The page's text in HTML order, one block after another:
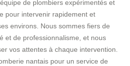
de plombiers expérimentés et
pour intervenir rapidement et
environs. Nous sommes fiers de
et de professionnalisme, et nous
vos attentes à chaque intervention.
nantais pour un service de